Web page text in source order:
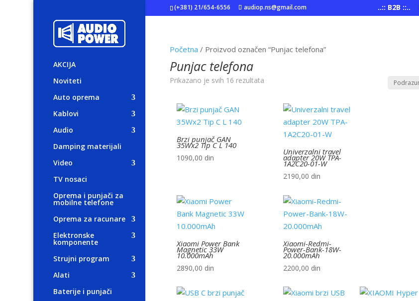
(+381) 21/654-6556 audiop.ns@gmail.com ..:: B2B ::..
AKCIJA
Noviteti
Auto oprema
Kablovi
Audio
Damping materijali
Video
TV nosaci
Oprema i punjači za
mobilne telefone
Oprema za racunare
Elektronske
komponente
Strujni program
Alati
Baterije i punjači
Početna / Proizvod označen “Punjac telefona”
Punjac telefona
Prikazano je svih 16 rezultata
Brzi punjač GAN
35Wx2 Tip C L 140
1090,00 din
Univerzalni travel
adapter 20W TPA-
1A2C20-01-W
2190,00 din
Xiaomi Power Bank
Magnetic 33W
10.000mAh
2890,00 din
Xiaomi-Redmi-
Power-Bank-18W-
20.000mAh
2200,00 din